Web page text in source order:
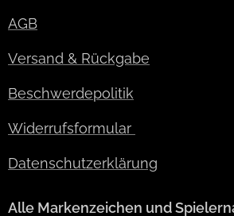
AGB
Versand & Rückgabe
Beschwerdepolitik
Widerrufsformular
Datenschutzerklärung
Alle Markenzeichen und